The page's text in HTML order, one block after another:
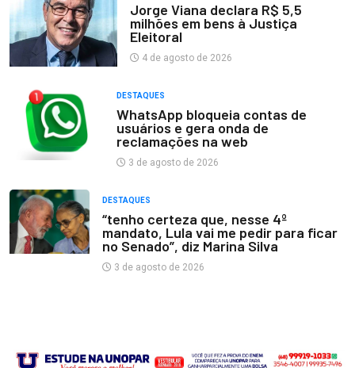
Jorge Viana declara R$ 5,5
milhões em bens à Justiça
Eleitoral
4 de agosto de 2026
DESTAQUES
WhatsApp bloqueia contas de
usuários e gera onda de
reclamações na web
3 de agosto de 2026
DESTAQUES
“tenho certeza que, nesse 4º
mandato, Lula vai me pedir para ficar
no Senado”, diz Marina Silva
3 de agosto de 2026